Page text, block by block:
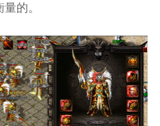
的。